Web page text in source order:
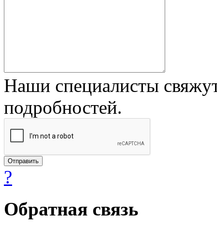
Наши специалисты
подробностей.
?
Обратная связь